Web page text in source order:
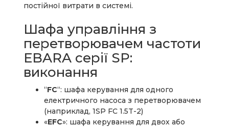
постійної витрати в системі.
Шафа управління з
перетворювачем частоти
EBARA серії SP:
виконання
“FC“: шафа керування для одного
електричного насоса з перетворювачем
(наприклад, 1SP FC 1.5T-2)
«EFC»: шафа керування для двох або